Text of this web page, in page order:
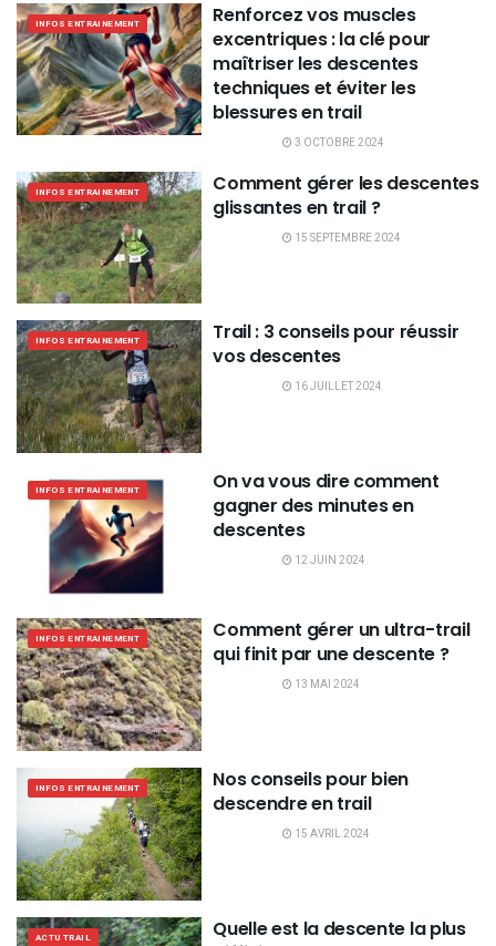
INFOS ENTRAINEMENT
Renforcez vos muscles
excentriques : la clé pour
maîtriser les descentes
techniques et éviter les
blessures en trail
3 OCTOBRE 2024
INFOS ENTRAINEMENT
Comment gérer les descentes
glissantes en trail ?
15 SEPTEMBRE 2024
INFOS ENTRAINEMENT
Trail : 3 conseils pour réussir
vos descentes
16 JUILLET 2024
INFOS ENTRAINEMENT
On va vous dire comment
gagner des minutes en
descentes
12 JUIN 2024
INFOS ENTRAINEMENT
Comment gérer un ultra-trail
qui finit par une descente ?
13 MAI 2024
INFOS ENTRAINEMENT
Nos conseils pour bien
descendre en trail
15 AVRIL 2024
ACTU TRAIL
Quelle est la descente la plus